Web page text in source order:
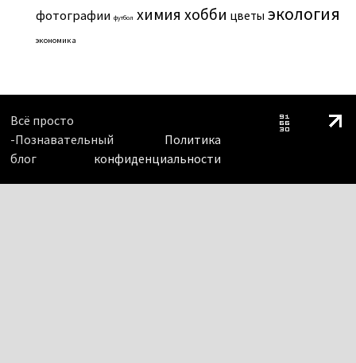
фотографии футбол химия хобби цветы экология
экономика
Всё просто
-Познавательный
блог
Политика
конфиденциальности